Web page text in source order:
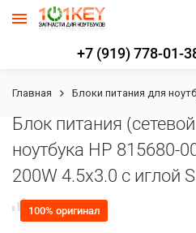
+7 (919) 778-01-
Главная Блоки питания для
Блок питания
ноутбука HP 815680-
200W 4.5x3.0 с иглой
К сравнению
100% оригинал